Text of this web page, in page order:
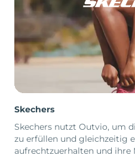
Skechers
Skechers nutzt Outvio, um
zu erfüllen und gleichzeitig
aufrechtzuerhalten und ihre